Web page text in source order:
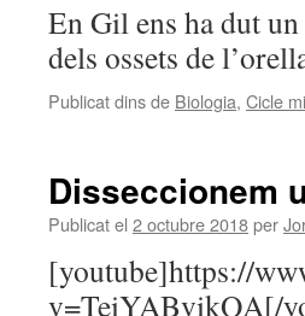
En Gil ens ha dut
dels ossets de
Publicat dins de Biologia, Cicle
Disseccionem
Publicat el 2 octubre 2018per
[youtube]https://
v=TeiYABvikQA[/